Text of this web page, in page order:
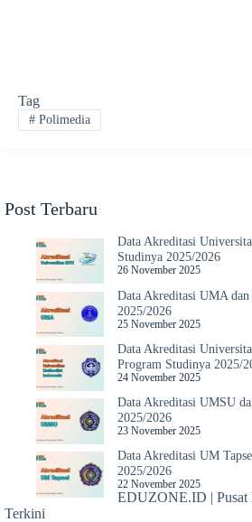
Tag
#Polimedia
Post Terbaru
Data Akreditasi
Studinya 2025/2026
26 November 2025
Data Akreditasi UMA
2025/2026
25 November 2025
Data Akreditasi
Program Studinya 2025/
24 November 2025
Data Akreditasi UMSU
2025/2026
23 November 2025
Data Akreditasi UM
2025/2026
22 November 2025
EDUZONE.ID | Pusat
Terkini